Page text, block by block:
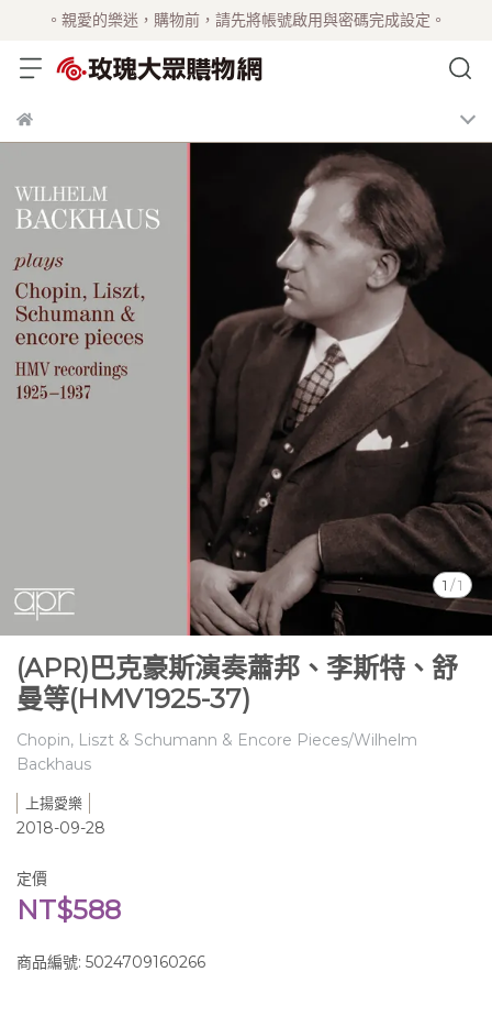
。親愛的樂迷，購物前，請先將帳號啟用與密碼完成設定。
1 /1
(APR)巴克豪斯演奏蕭邦、李斯特、舒
曼等(HMV1925-37)
Chopin, Liszt & Schumann & Encore Pieces/Wilhelm
Backhaus
上揚愛樂
2018-09-28
定價
NT$588
商品編號: 5024709160266